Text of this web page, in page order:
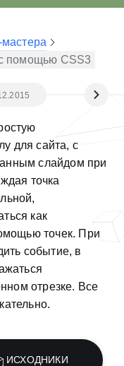
помощью CSS3
для сайта, с
слайдом при
точка
как
точек. При
событие, в
отрезке. Все
ИСХОДНИКИ